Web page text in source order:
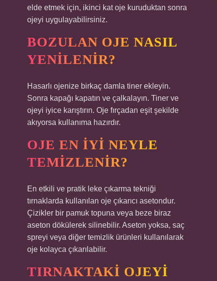
elde etmek için, ikinci kat oje kuruduktan sonra
ojeyi uygulayabilirsiniz.
BOZULAN OJE NASIL
YENILENIR?
Hasarlı ojenize birkaç damla tiner ekleyin.
Sonra kapağı kapatın ve çalkalayın. Tiner ve
ojeyi iyice karıştırın. Oje fırçadan eşit şekilde
akıyorsa kullanıma hazırdır.
OJE EN IYI NEYLE
TEMIZLENIR?
En etkili ve pratik leke çıkarma tekniği
tırnaklarda kullanılan oje çıkarıcı asetondur.
Çizikler bir pamuk topuna veya beze biraz
aseton dökülerek silinebilir. Aseton yoksa, saç
spreyi veya diğer temizlik ürünleri kullanılarak
oje kolayca çıkarılabilir.
TIRNAKTAKI OJEYI